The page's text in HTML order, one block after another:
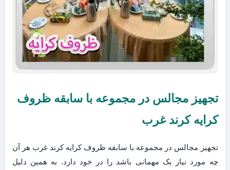
تجهیز مجالس در مجموعه با سابقه ظروف
کرایه کرند غرب
تجهیز مجالس در مجموعه با سابقه ظروف کرایه کرند غرب هر آن
چه مورد نیاز یک مهمانی باشد را در خود دارد. به همین دلیل